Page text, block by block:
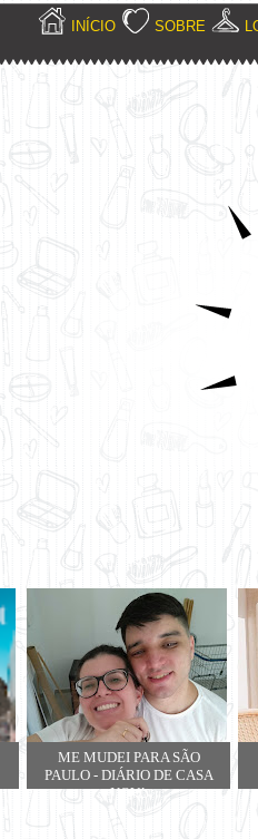
INÍCIO SOBRE
ME MUDEI PARA SÃO
PAULO - DIÁRIO DE CASA
NOVA